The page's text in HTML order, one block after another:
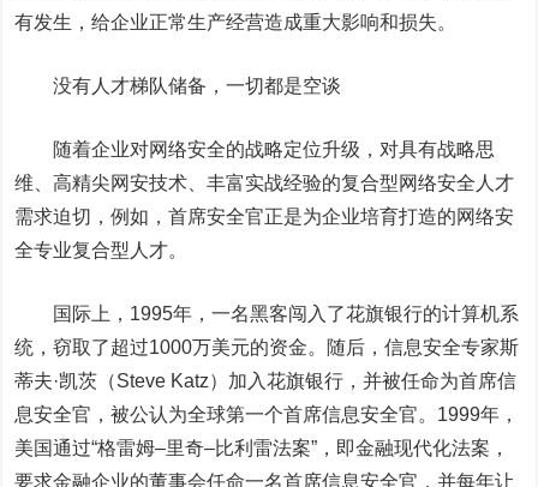
有发生，给企业正常生产经营造成重大影响和损失。
没有人才梯队储备，一切都是空谈
随着企业对网络安全的战略定位升级，对具有战略思
维、高精尖网安技术、丰富实战经验的复合型网络安全人才
需求迫切，例如，首席安全官正是为企业培育打造的网络安
全专业复合型人才。
国际上， 1995年，一名黑客闯入了花旗银行的计算机系
统，窃取了超过1000万美元的资金。随后，信息安全专家斯
蒂夫·凯茨（Steve Katz）加入花旗银行，并被任命为首席信
息安全官，被公认为全球第一个首席信息安全官。 1999年，
美国通过“格雷姆–里奇–比利雷法案”，即金融现代化法案，
要求金融企业的董事会任命一名首席信息安全官，并每年让